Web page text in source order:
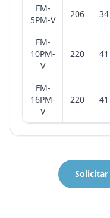
FM-
5PM-V
206 34
FM-
10PM-
V
220 41
FM-
16PM-
V
220 41